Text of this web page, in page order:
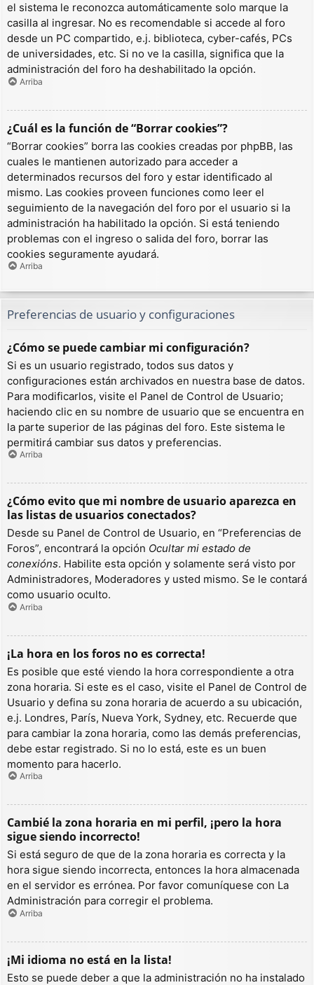
el sistema le reconozca automáticamente solo marque la
casilla al ingresar. No es recomendable si accede al foro
desde un PC compartido, e.j. biblioteca, cyber-cafés, PCs
de universidades, etc. Si no ve la casilla, significa que la
administración del foro ha deshabilitado la opción.
Arriba
¿Cuál es la función de “Borrar cookies”?
“Borrar cookies” borra las cookies creadas por phpBB, las
cuales le mantienen autorizado para acceder a
determinados recursos del foro y estar identificado al
mismo. Las cookies proveen funciones como leer el
seguimiento de la navegación del foro por el usuario si la
administración ha habilitado la opción. Si está teniendo
problemas con el ingreso o salida del foro, borrar las
cookies seguramente ayudará.
Arriba
Preferencias de usuario y configuraciones
¿Cómo se puede cambiar mi configuración?
Si es un usuario registrado, todos sus datos y
configuraciones están archivados en nuestra base de datos.
Para modificarlos, visite el Panel de Control de Usuario;
haciendo clic en su nombre de usuario que se encuentra en
la parte superior de las páginas del foro. Este sistema le
permitirá cambiar sus datos y preferencias.
Arriba
¿Cómo evito que mi nombre de usuario aparezca en
las listas de usuarios conectados?
Desde su Panel de Control de Usuario, en “Preferencias de
Foros”, encontrará la opción Ocultar mi estado de
conexións. Habilite esta opción y solamente será visto por
Administradores, Moderadores y usted mismo. Se le contará
como usuario oculto.
Arriba
¡La hora en los foros no es correcta!
Es posible que esté viendo la hora correspondiente a otra
zona horaria. Si este es el caso, visite el Panel de Control de
Usuario y defina su zona horaria de acuerdo a su ubicación,
e.j. Londres, París, Nueva York, Sydney, etc. Recuerde que
para cambiar la zona horaria, como las demás preferencias,
debe estar registrado. Si no lo está, este es un buen
momento para hacerlo.
Arriba
Cambié la zona horaria en mi perfil, ¡pero la hora
sigue siendo incorrecto!
Si está seguro de que de la zona horaria es correcta y la
hora sigue siendo incorrecta, entonces la hora almacenada
en el servidor es errónea. Por favor comuníquese con La
Administración para corregir el problema.
Arriba
¡Mi idioma no está en la lista!
Esto se puede deber a que la administración no ha instalado